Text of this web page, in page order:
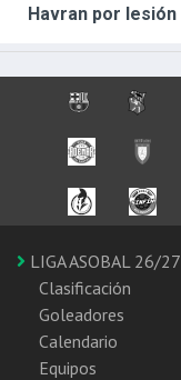
Havran por lesión
LIGA ASOBAL 26/27
Clasificación
Goleadores
Calendario
Equipos